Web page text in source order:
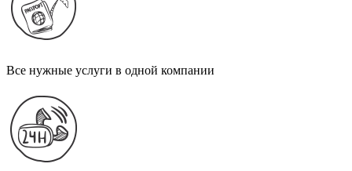
Все нужные услуги в одной компании